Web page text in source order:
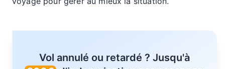
Vol annulé ou retardé ? Jusqu'à